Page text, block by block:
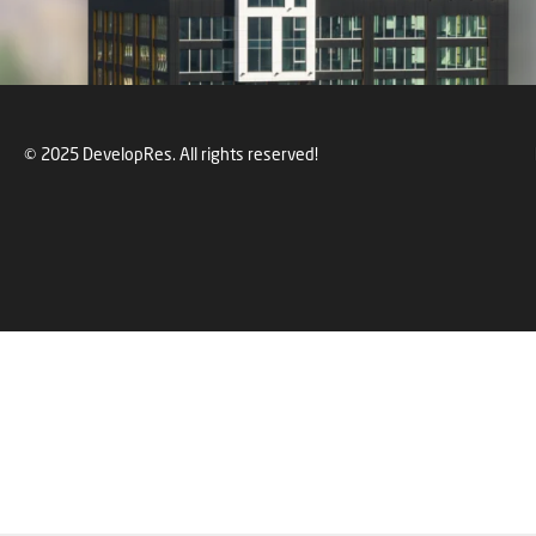
© 2025 DevelopRes. All rights reserved!